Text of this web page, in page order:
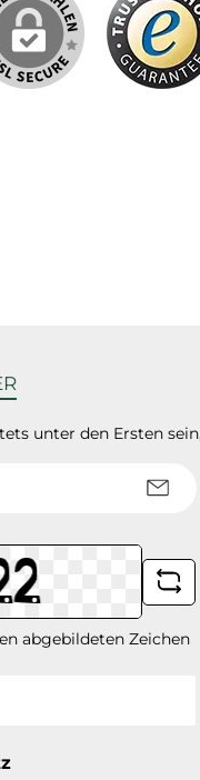
unter den Ersten
abgebildeten Zeichen